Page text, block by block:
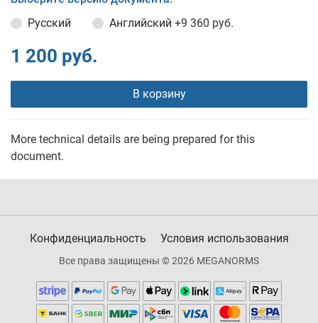
Русский
Английский +9 360 руб.
1 200 руб.
В корзину
More technical details are being prepared for this
document.
Конфиденциальность Условия использования
Все права защищены © 2026 MEGANORMS